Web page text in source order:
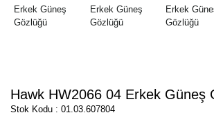
Hawk HW2066 04 Erkek Güneş
Stok Kodu : 01.03.607804